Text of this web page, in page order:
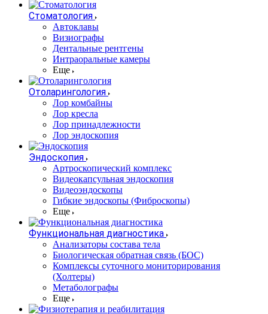
Стоматология
Автоклавы
Визиографы
Дентальные рентгены
Интраоральные камеры
Еще
Отоларингология
Лор комбайны
Лор кресла
Лор принадлежности
Лор эндоскопия
Эндоскопия
Артроскопический комплекс
Видеокапсульная эндоскопия
Видеоэндоскопы
Гибкие эндоскопы (Фиброcкопы)
Еще
Функциональная диагностика
Анализаторы состава тела
Биологическая обратная связь (БОС)
Комплексы суточного мониторирования
(Холтеры)
Метаболографы
Еще